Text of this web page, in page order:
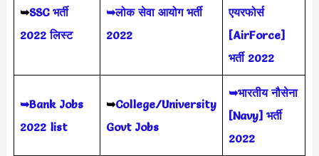
➥SSC भर्ती
2022 लिस्ट
➥लोक सेवा आयोग भर्ती
2022
एयरफोर्स
[AirForce]
भर्ती 2022
➥Bank Jobs
2022 list
➥College/University
Govt Jobs
➥भारतीय नौसेना
[Navy] भर्ती
2022